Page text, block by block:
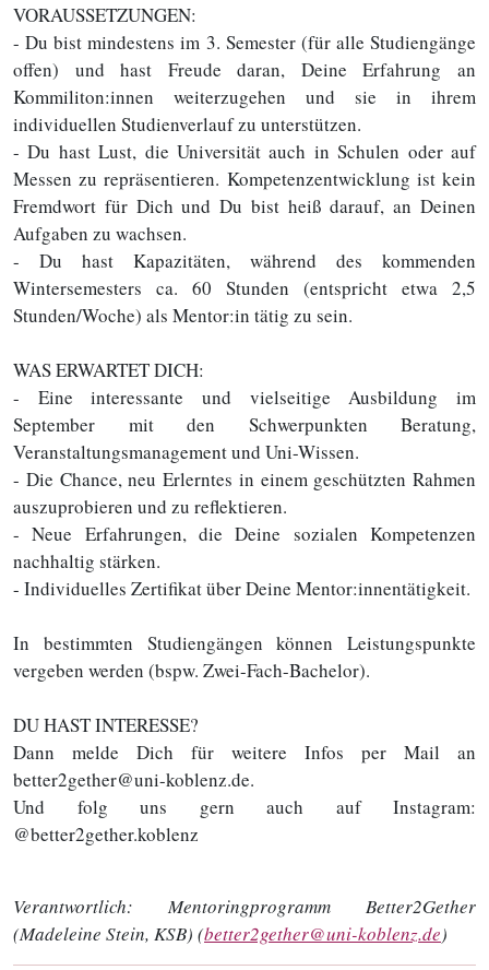
VORAUSSETZUNGEN:
- Du bist mindestens im 3. Semester (für alle Studiengänge
offen) und hast Freude daran, Deine Erfahrung an
Kommiliton:innen weiterzugehen und sie in ihrem
individuellen Studienverlauf zu unterstützen.
- Du hast Lust, die Universität auch in Schulen oder auf
Messen zu repräsentieren. Kompetenzentwicklung ist kein
Fremdwort für Dich und Du bist heiß darauf, an Deinen
Aufgaben zu wachsen.
- Du hast Kapazitäten, während des kommenden
Wintersemesters ca. 60 Stunden (entspricht etwa 2,5
Stunden/Woche) als Mentor:in tätig zu sein.
WAS ERWARTET DICH:
- Eine interessante und vielseitige Ausbildung im
September mit den Schwerpunkten Beratung,
Veranstaltungsmanagement und Uni-Wissen.
- Die Chance, neu Erlerntes in einem geschützten Rahmen
auszuprobieren und zu reflektieren.
- Neue Erfahrungen, die Deine sozialen Kompetenzen
nachhaltig stärken.
- Individuelles Zertifikat über Deine Mentor:innentätigkeit.
In bestimmten Studiengängen können Leistungspunkte
vergeben werden (bspw. Zwei-Fach-Bachelor).
DU HAST INTERESSE?
Dann melde Dich für weitere Infos per Mail an
better2gether@uni-koblenz.de.
Und folg uns gern auch auf Instagram:
@better2gether.koblenz
Verantwortlich: Mentoringprogramm Better2Gether
(Madeleine Stein, KSB) (better2gether@uni-koblenz.de)